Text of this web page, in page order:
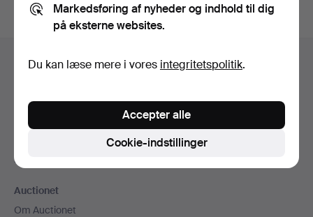
Hjælp og kontaktoplysninger
Alle auktionshuse
Sociale medier
Auctionet
Om Auctionet
Markedsføring af nyheder og indhold til dig
på eksterne websites.
Du kan læse mere i vores integritetspolitik.
Cookie-indstillinger
Accepter alle